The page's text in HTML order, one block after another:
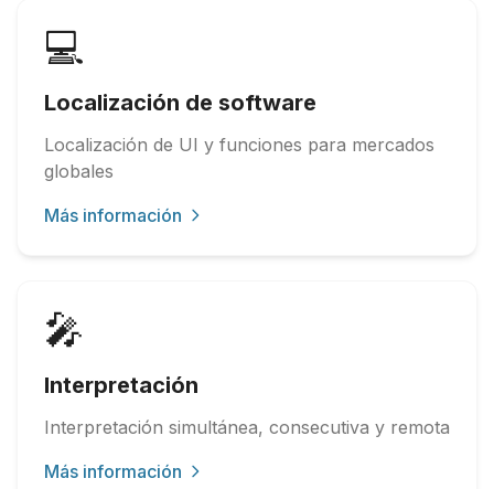
💻
Localización de software
Localización de UI y funciones para mercados
globales
Más información
🎤
Interpretación
Interpretación simultánea, consecutiva y remota
Más información